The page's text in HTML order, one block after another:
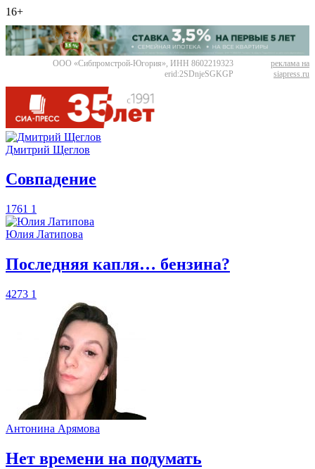
16+
ООО «Сибпромстрой-Югория», ИНН 8602219323
erid:2SDnjeSGKGP
реклама на
siapress.ru
Дмитрий Щеглов
​Совпадение
1761 1
Юлия Латипова
​Последняя капля… бензина?
4273 1
Антонина Арямова
​Нет времени на подумать